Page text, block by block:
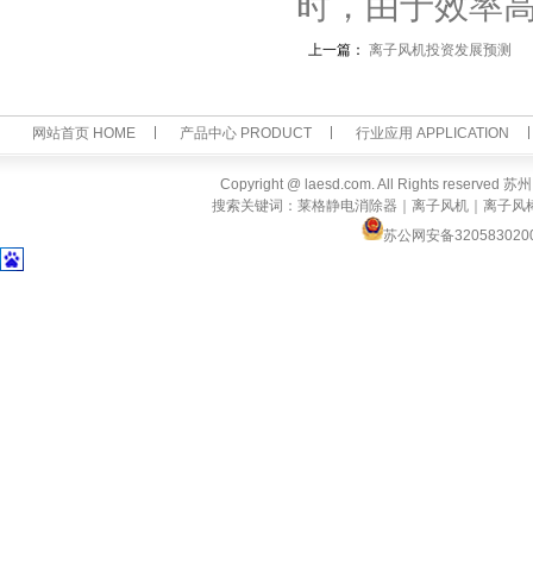
上一篇： 离子风机投资发展预测
网站首页 HOME 产品中心 PRODUCT 行业应用 APPLICATION
Copyright @ laesd.com. All Rights reserved 苏
搜索关键词：莱格静电消除器｜离子风机｜离子
苏公网安备